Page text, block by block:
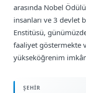
arasında Nobel
insanları ve 3 devlet
Enstitüsü,
faaliyet göstermekte
yükseköğrenim
ŞEHIR